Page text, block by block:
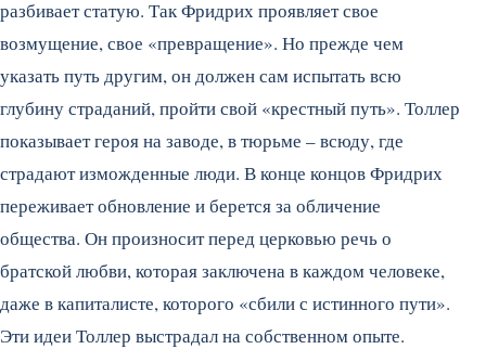
разбивает статую. Так Фридрих проявляет свое
возмущение, свое «превращение». Но прежде чем
указать путь другим, он должен сам испытать всю
глубину страданий, пройти свой «крестный путь». Толлер
показывает героя на заводе, в тюрьме – всюду, где
страдают изможденные люди. В конце концов Фридрих
переживает обновление и берется за обличение
общества. Он произносит перед церковью речь о
братской любви, которая заключена в каждом человеке,
даже в капиталисте, которого «сбили с истинного пути».
Эти идеи Толлер выстрадал на собственном опыте.